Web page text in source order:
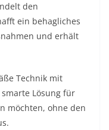
den
ein behagliches
und erhält
Technik mit
Lösung für
möchten, ohne den